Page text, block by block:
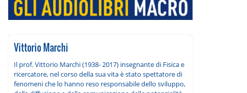
Vittorio Marchi
Il prof. Vittorio Marchi (1938- 2017) insegnante di Fisica e
ricercatore, nel corso della sua vita è stato spettatore di
fenomeni che lo hanno reso responsabile dello sviluppo,